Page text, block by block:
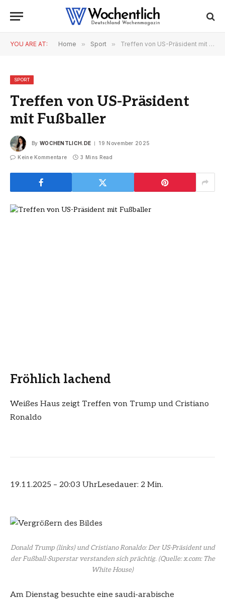
YOU ARE AT: Home » Sport » Treffen von US-Präsident mit Fußballer
SPORT
Treffen von US-Präsident
mit Fußballer
By WOCHENTLICH.DE 19 November 2025
Keine Kommentare 3 Mins Read
Fröhlich lachend
Weißes Haus zeigt Treffen von Trump und Cristiano
Ronaldo
19.11.2025 – 20:03 UhrLesedauer: 2 Min.
Donald Trump (links) und Cristiano Ronaldo: Der US-Präsident und
der Fußball-Superstar verstanden sich prächtig.(Quelle: x.com: The
White House)
Am Dienstag besuchte eine saudi-arabische